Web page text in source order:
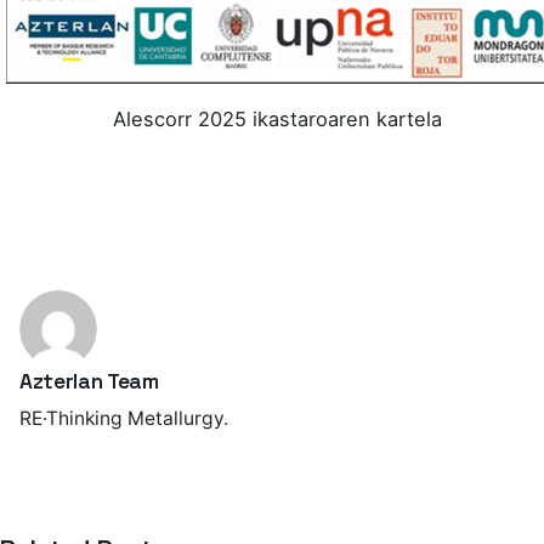
Alescorr 2025 ikastaroaren kartela
Azterlan Team
RE·Thinking Metallurgy.
Posted by